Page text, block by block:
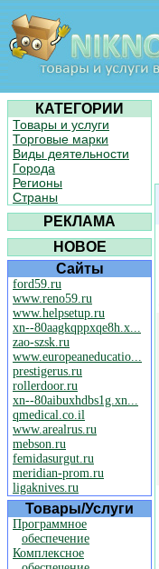
КАТЕГОРИИ
Товары и услуги
Торговые марки
Виды деятельности
Города
Регионы
Страны
РЕКЛАМА
НОВОЕ
Сайты
ford59.ru
www.reno59.ru
www.helpsetup.ru
xn--80aagkqppxqe8h.x...
zao-szsk.ru
www.europeaneducatio...
prestigerus.ru
rollerdoor.ru
xn--80aibuxhdbs1g.xn...
qmedical.co.il
www.arealrus.ru
mebson.ru
femidasurgut.ru
meridian-prom.ru
ligaknives.ru
Товары/Услуги
Программное
обеспечение
Комплексное